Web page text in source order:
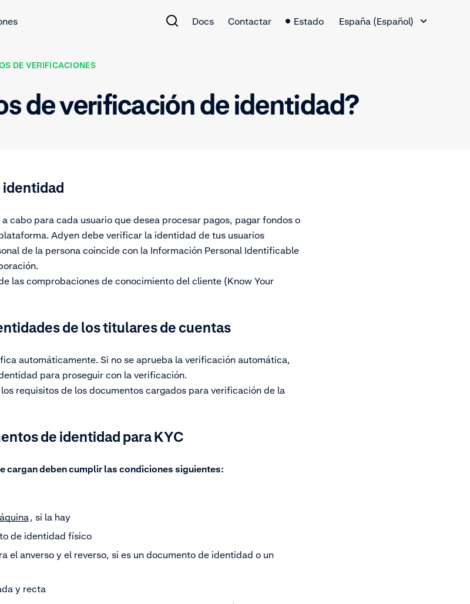
Docs Contactar Estado
España (Español)
DE VERIFICACIONES
de verificación de identidad?
identidad
cabo para cada usuario que desea procesar pagos, pagar fondos o
Adyen debe verificar la identidad de tus usuarios
de la persona coincide con la Información Personal Identificable
las comprobaciones de conocimiento del cliente (Know Your
de los titulares de cuentas
automáticamente. Si no se aprueba la verificación automática,
para proseguir con la verificación.
requisitos de los documentos cargados para verificación de la
de identidad para KYC
cargan deben cumplir las condiciones siguientes:
, si la hay
de identidad físico
el anverso y el reverso, si es un documento de identidad o un
y recta